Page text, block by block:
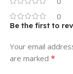
0
Be the first to
Your email
are marked *